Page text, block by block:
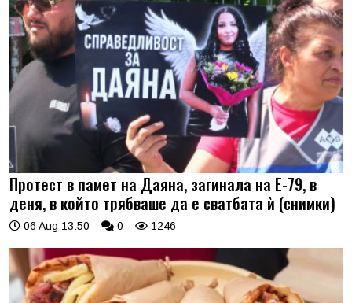
Протест в памет на Даяна, загинала на Е-79, в
деня, в който трябваше да е сватбата ѝ (снимки)
06 Aug 13:50 0 1246